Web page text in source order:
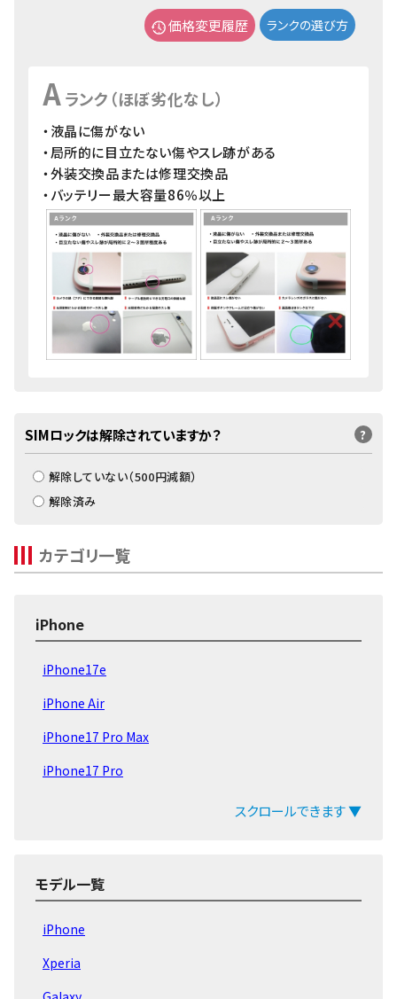
価格変更履歴 ランクの選び方
Aランク（ほぼ劣化なし）
・液晶に傷がない
・局所的に目立たない傷やスレ跡がある
・外装交換品または修理交換品
・バッテリー最大容量86％以上
SIMロックは解除されていますか？ ?
解除していない（500円減額）
解除済み
カテゴリ一覧
iPhone
iPhone17e
iPhone Air
iPhone17 Pro Max
iPhone17 Pro
iPhone16 Pro
iPhone16 Plus
iPhone16
スクロールできます ▼
モデル一覧
iPhone
Xperia